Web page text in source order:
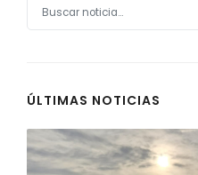
ÚLTIMAS NOTICIAS